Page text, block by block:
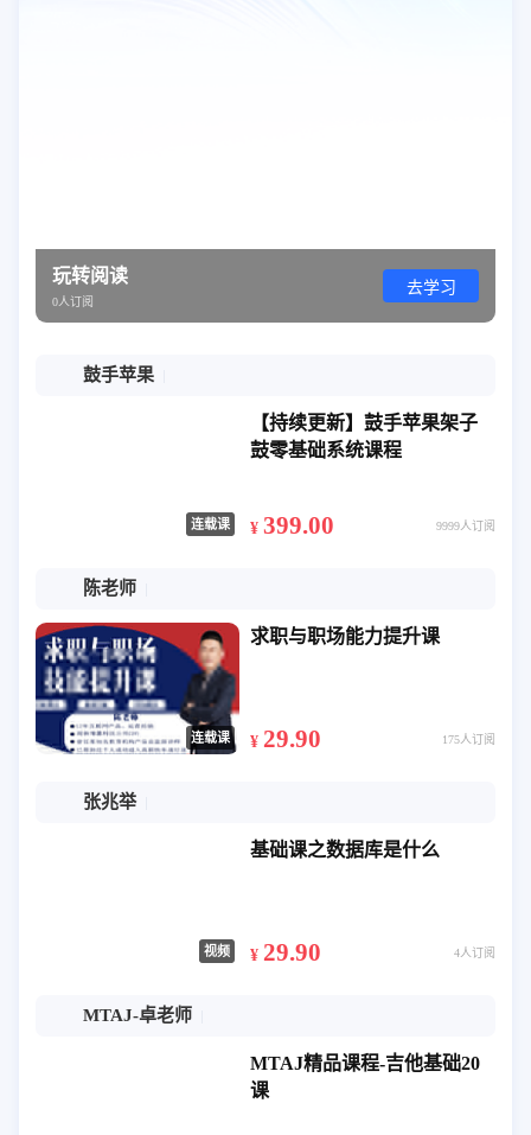
玩转阅读
0人订阅
去学习
鼓手苹果
连载课
【持续更新】鼓手苹果架子
鼓零基础系统课程
¥ 399.00 9999人订阅
陈老师
连载课
求职与职场能力提升课
¥ 29.90 175人订阅
张兆举
视频
基础课之数据库是什么
¥ 29.90 4人订阅
MTAJ-卓老师
MTAJ精品课程-吉他基础20
课